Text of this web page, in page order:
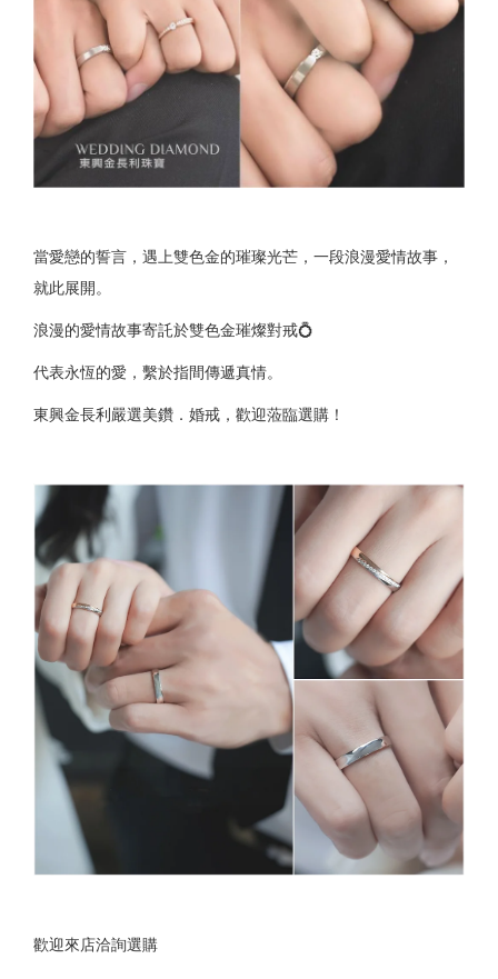
當愛戀的誓言，遇上雙色金的璀璨光芒，一段浪漫愛情故事，
就此展開。
浪漫的愛情故事寄託於雙色金璀燦對戒💍
代表永恆的愛，繫於指間傳遞真情。
東興金長利嚴選美鑽．婚戒，歡迎蒞臨選購！
歡迎來店洽詢選購